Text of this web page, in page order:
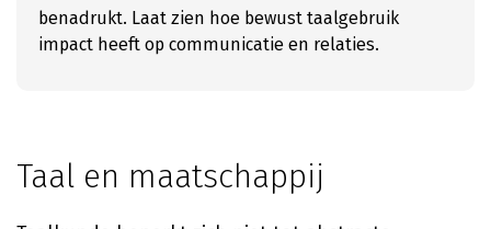
benadrukt. Laat zien hoe bewust taalgebruik
impact heeft op communicatie en relaties.
Taal en maatschappij